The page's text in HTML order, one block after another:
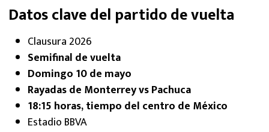
Datos clave del partido de vuelta
Clausura 2026
Semifinal de vuelta
Domingo 10 de mayo
Rayadas de Monterrey vs Pachuca
18:15 horas, tiempo del centro de México
Estadio BBVA